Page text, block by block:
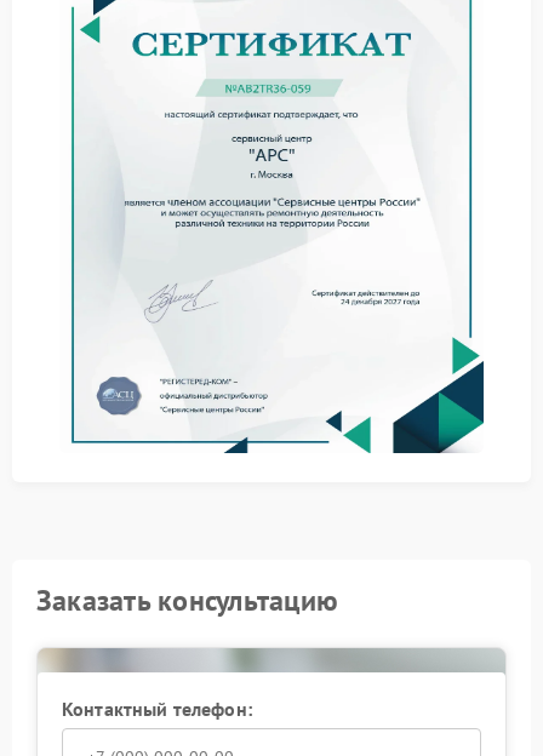
Причины и рекомендации
Щелчки могут быть связаны с износом реле,
перегревом или нестабильным напряжением в сети.
Дополнительным фактором становится изношенная
Для снижения риска соблюдайте простые меры:
не превышайте допустимую нагрузку;
обеспечьте хорошую вентиляцию;
Даже при соблюдении этих условий сервис APC
требуется при появлении повторяющихся звуков.
Обращение в сервисный центр
Когда щелчки становятся постоянными,
Заказать консультацию
Контактный телефон: